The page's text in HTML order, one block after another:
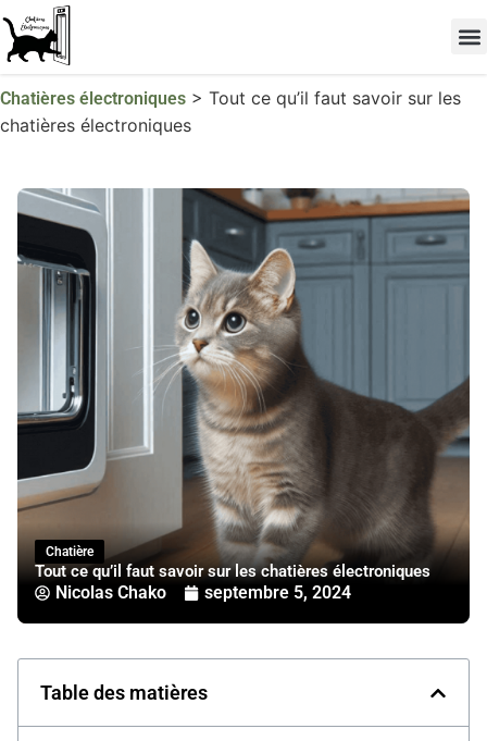
Chatières électroniques > Tout ce qu’il faut savoir sur les
chatières électroniques
Chatière
Tout ce qu’il faut savoir sur les chatières électroniques
Nicolas Chako septembre 5, 2024
Table des matières